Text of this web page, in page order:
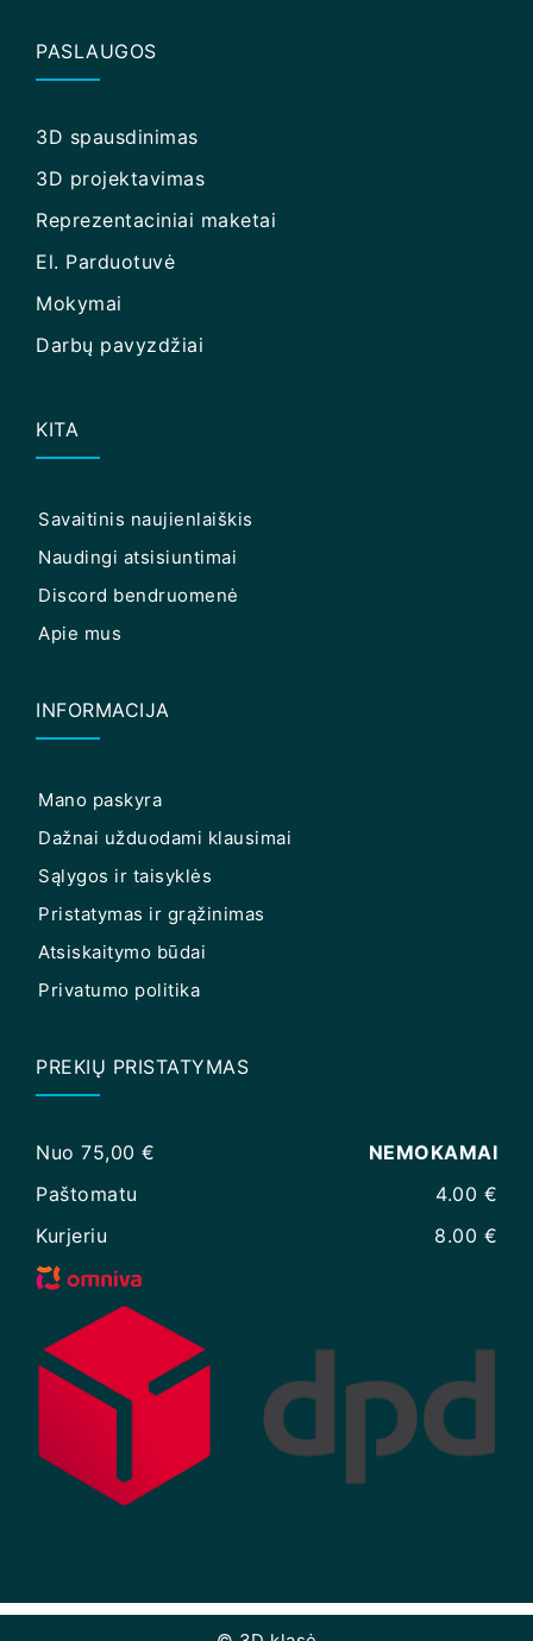
PASLAUGOS
3D spausdinimas
3D projektavimas
Reprezentaciniai maketai
El. Parduotuvė
Mokymai
Darbų pavyzdžiai
KITA
Savaitinis naujienlaiškis
Naudingi atsisiuntimai
Discord bendruomenė
Apie mus
INFORMACIJA
Mano paskyra
Dažnai užduodami klausimai
Sąlygos ir taisyklės
Pristatymas ir grąžinimas
Atsiskaitymo būdai
Privatumo politika
PREKIŲ PRISTATYMAS
Nuo 75,00 €
NEMOKAMAI
Paštomatu
4.00 €
Kurjeriu
8.00 €